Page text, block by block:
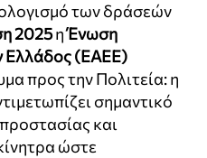
των δράσεών
2025ηΈνωση
Ελλάδος (ΕΑΕΕ)
προς την Πολιτεία: η
σημαντικό
και
ώστε